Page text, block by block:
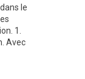
le
1.
Avec